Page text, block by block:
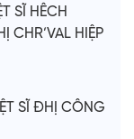
SĨ HÊCH
CHR’VAL HIỆP
SĨ ĐHỊ CÔNG